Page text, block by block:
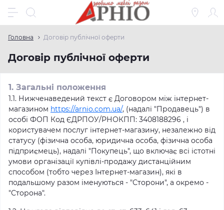
Головна Договір публічної оферти
Договір публічної оферти
1. Загальні положення
1.1. Нижченаведений текст є Договором між інтернет-
магазином https://arnio.com.ua/, (надалі "Продавець") в
особі ФОП Код ЄДРПОУ/РНОКПП: 3408188296 , і
користувачем послуг інтернет-магазину, незалежно від
статусу (фізична особа, юридична особа, фізична особа
підприємець), надалі "Покупець", що включає всі істотні
умови організації купівлі-продажу дистанційним
способом (тобто через Інтернет-магазин), які в
подальшому разом іменуються - "Сторони", а окремо -
"Сторона".